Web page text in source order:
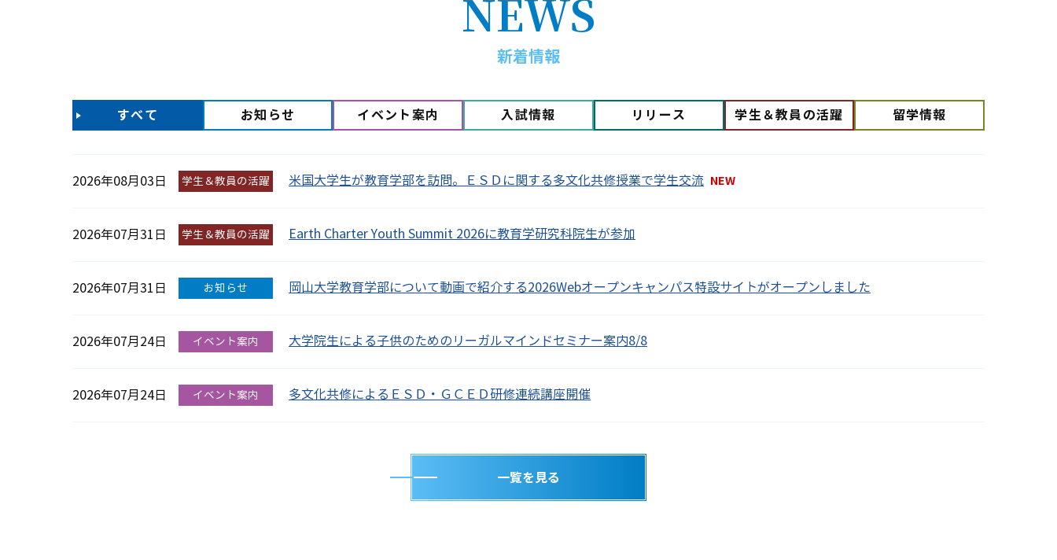
NEWS
すべて お知らせ イベント案内 入試情報 リリース 学生＆教員の活躍 留学情報
2026年08月03日 学生＆教員の活躍 米国大学生が教育学部を訪問。ＥＳＤに関する多文化共修授業で学生交流
2026年07月31日 学生＆教員の活躍 Earth Charter Youth Summit 2026に教育学研究科院生が参加
2026年07月31日 お知らせ 岡山大学教育学部について動画で紹介する2026Webオープンキャンパス特設サイトがオープンしました
2026年07月24日 イベント案内 大学院生による子供のためのリーガルマインドセミナー案内8/8
2026年07月24日 イベント案内 多文化共修によるＥＳＤ・ＧＣＥＤ研修連続講座開催
一覧を見る